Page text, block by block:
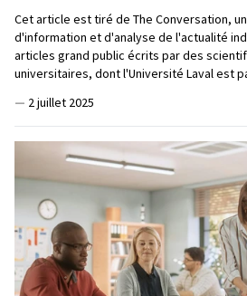
Cet article est tiré de The Conversation,
d'information et d'analyse de l'actualité
articles grand public écrits par des
universitaires, dont l'Université Laval est
— 2 juillet 2025